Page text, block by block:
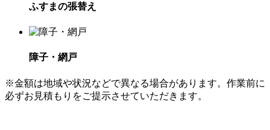
ふすまの張替え
障子・網戸
※金額は地域や状況などで異なる場合があります。作業前に
必ずお見積もりをご提示させていただきます。